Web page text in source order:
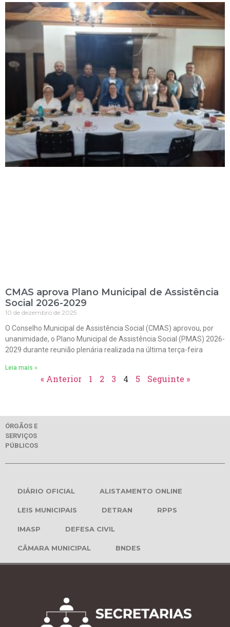
CMAS aprova Plano Municipal de Assistência
Social 2026-2029
10 de dezembro de 2025
O Conselho Municipal de Assistência Social (CMAS) aprovou, por
unanimidade, o Plano Municipal de Assistência Social (PMAS) 2026-
2029 durante reunião plenária realizada na última terça-feira
Leia mais »
« Anterior 1 2 3 4 5 Seguinte »
ÓRGÃOS E
SERVIÇOS
PÚBLICOS
DIÁRIO OFICIAL ALISTAMENTO ONLINE
LEIS MUNICIPAIS DETRAN RPPS
IMASP DEFESA CIVIL
CÂMARA MUNICIPAL BNDES